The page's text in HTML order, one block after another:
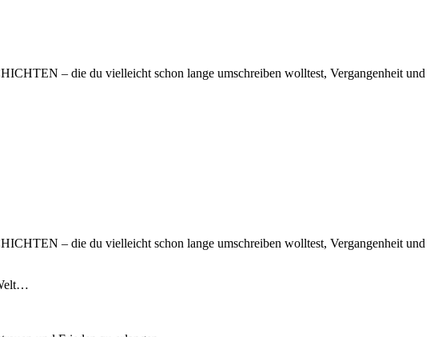
– die du vielleicht schon lange umschreiben wolltest, Vergangenheit und
– die du vielleicht schon lange umschreiben wolltest, Vergangenheit und